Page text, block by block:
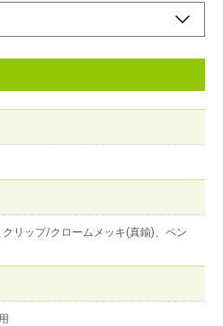
リップ/クロームメッキ(真鍮)、ペン